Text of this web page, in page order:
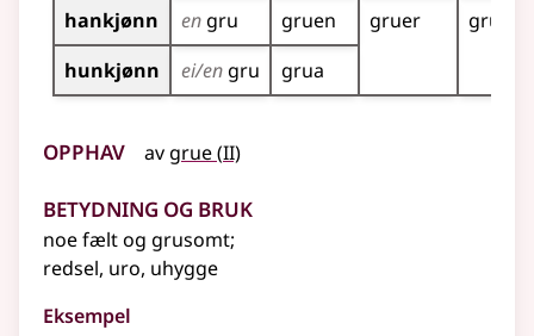
hankjønn
en gru gruen gruer
gruene
hunkjønn
ei/en gru grua
Opphav av grue(2
II)
Betydning og bruk
noe fælt og grusomt;
redsel, uro, uhygge
Eksempel